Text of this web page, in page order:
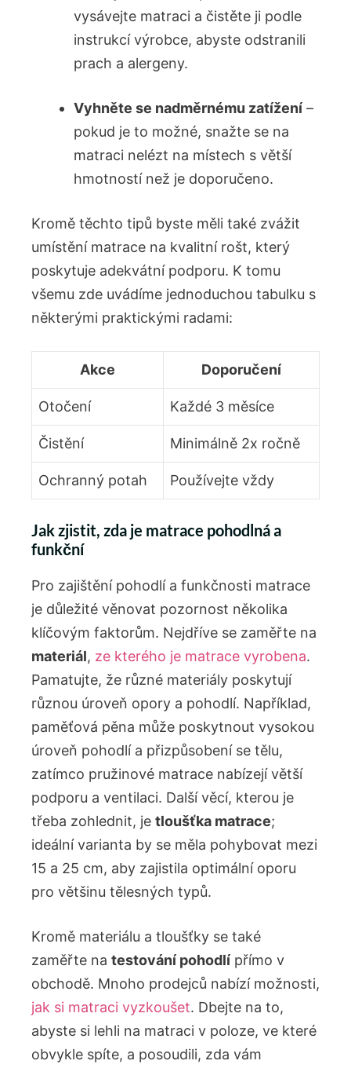
vysávejte matraci a čistěte ji podle
instrukcí výrobce, abyste odstranili
prach a alergeny.
Vyhněte se nadměrnému zatížení –
pokud je to možné, snažte se na
matraci nelézt na místech s větší
hmotností než je doporučeno.
Kromě těchto tipů byste měli také zvážit
umístění matrace na kvalitní rošt, který
poskytuje adekvátní podporu. K tomu
všemu zde uvádíme jednoduchou tabulku s
některými praktickými radami:
Akce Doporučení
Otočení Každé 3 měsíce
Čistění Minimálně 2x ročně
Ochranný potah Používejte vždy
Jak zjistit, zda je matrace pohodlná a
funkční
Pro zajištění pohodlí a funkčnosti matrace
je důležité věnovat pozornost několika
klíčovým faktorům. Nejdříve se zaměřte na
materiál, ze kterého je matrace vyrobena.
Pamatujte, že různé materiály poskytují
různou úroveň opory a pohodlí. Například,
paměťová pěna může poskytnout vysokou
úroveň pohodlí a přizpůsobení se tělu,
zatímco pružinové matrace nabízejí větší
podporu a ventilaci. Další věcí, kterou je
třeba zohlednit, je tloušťka matrace;
ideální varianta by se měla pohybovat mezi
15 a 25 cm, aby zajistila optimální oporu
pro většinu tělesných typů.
Kromě materiálu a tloušťky se také
zaměřte na testování pohodlí přímo v
obchodě. Mnoho prodejců nabízí možnosti,
jak si matraci vyzkoušet. Dbejte na to,
abyste si lehli na matraci v poloze, ve které
obvykle spíte, a posoudili, zda vám